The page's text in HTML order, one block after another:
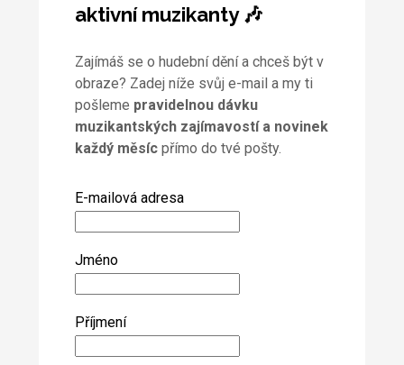
aktivní muzikanty 🎶
Zajímáš se o hudební dění a chceš být v
obraze? Zadej níže svůj e-mail a my ti
pošleme pravidelnou dávku
muzikantských zajímavostí a novinek
každý měsícpřímo do tvé pošty.
E-mailová adresa
Jméno
Příjmení